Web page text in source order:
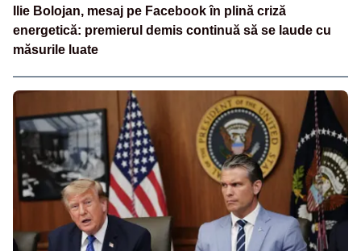
Ilie Bolojan, mesaj pe Facebook în plină criză
energetică: premierul demis continuă să se laude cu
măsurile luate